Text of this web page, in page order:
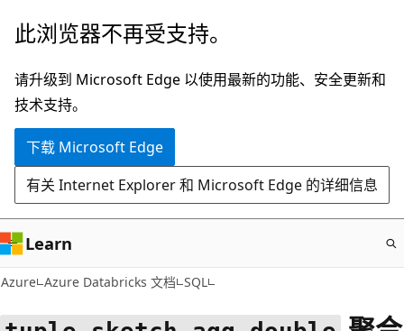
跳
主
要
内
此浏览器不再受支持。
请升级到 Microsoft Edge 以使用最新的功能、安全更新和
技术支持。
下载 Microsoft Edge
有关 Internet Explorer 和 Microsoft Edge 的详细信息
Learn
Azure Azure Databricks 文档 SQL